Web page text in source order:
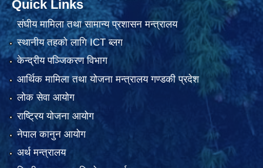
Quick Links
संघीय मामिला तथा सामान्य प्रशासन मन्त्रालय
स्थानीय तहको लागि ICT ब्लग
केन्द्रीय पञ्जिकरण विभाग
आर्थिक मामिला तथा योजना मन्त्रालय गण्डकी प्रदेश
लोक सेवा आयोग
राष्ट्रिय योजना आयोग
नेपाल कानुन आयोग
अर्थ मन्त्रालय